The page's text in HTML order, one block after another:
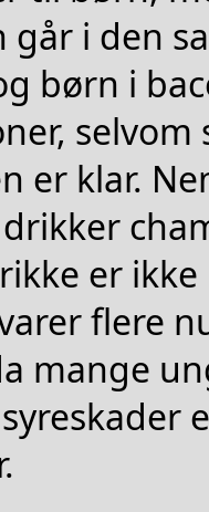
i den
børn i
er klar.
er
flere
mange